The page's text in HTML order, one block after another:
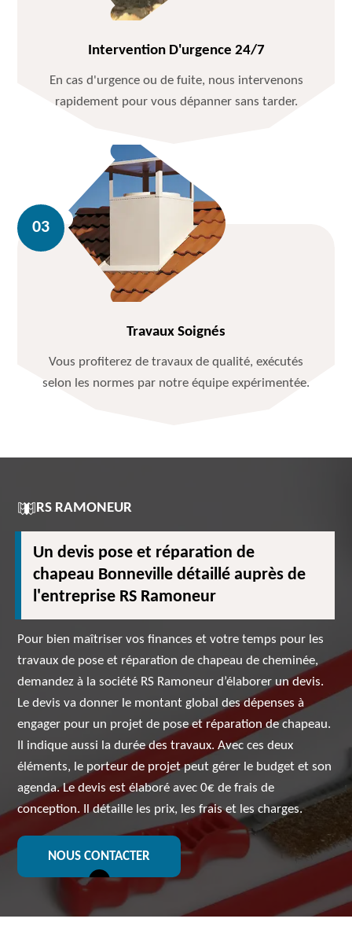
Intervention D'urgence 24/7
En cas d'urgence ou de fuite, nous intervenons
rapidement pour vous dépanner sans tarder.
Travaux Soignés
Vous profiterez de travaux de qualité, exécutés
selon les normes par notre équipe expérimentée.
RS RAMONEUR
Un devis pose et réparation de
chapeau Bonneville détaillé auprès de
l'entreprise RS Ramoneur
Pour bien maîtriser vos finances et votre temps pour les
travaux de pose et réparation de chapeau de cheminée,
demandez à la société RS Ramoneur d’élaborer un devis.
Le devis va donner le montant global des dépenses à
engager pour un projet de pose et réparation de chapeau.
Il indique aussi la durée des travaux. Avec ces deux
éléments, le porteur de projet peut gérer le budget et son
agenda. Le devis est élaboré avec 0€ de frais de
conception. Il détaille les prix, les frais et les charges.
NOUS CONTACTER